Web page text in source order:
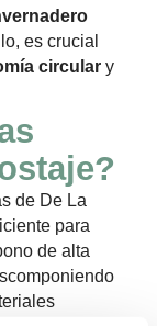
es crucial
circular y
de De La
para
de alta